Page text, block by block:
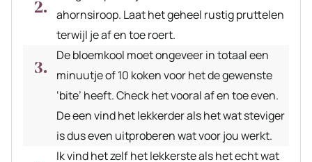
ahornsiroop. Laat het geheel rustig pruttelen
terwijl je af en toe roert.
De bloemkool moet ongeveer in totaal een
minuutje of 10 koken voor het de gewenste
‘bite’ heeft. Check het vooral af en toe even.
De een vind het lekkerder als het wat steviger
is dus even uitproberen wat voor jou werkt.
Ik vind het zelf het lekkerste als het echt wat